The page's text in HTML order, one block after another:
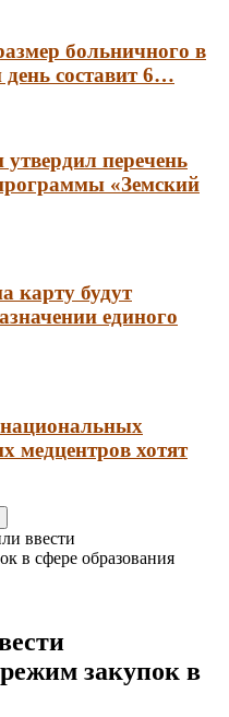
больничного в
день составит 6…
перечень
«Земский
карту будут
единого
медцентров хотят
ввести
в сфере образования
закупок в